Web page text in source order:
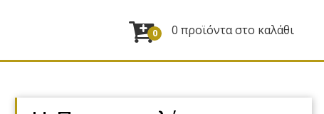
0 0 προϊόντα στο καλάθι